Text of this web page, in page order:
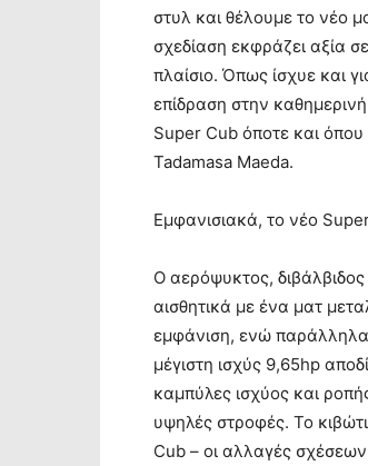
στυλ και θέλουμε το νέο
σχεδίαση εκφράζει αξία
πλαίσιο. Όπως ίσχυε και
επίδραση στην
Super Cub όποτε και όπου
Tadamasa Maeda.
Εμφανισιακά, το νέο
Ο αερόψυκτος,
αισθητικά με ένα ματ
εμφάνιση, ενώ παράλληλα
μέγιστη ισχύς 9,65hp
καμπύλες ισχύος και
υψηλές στροφές. Το
Cub – οι αλλαγές